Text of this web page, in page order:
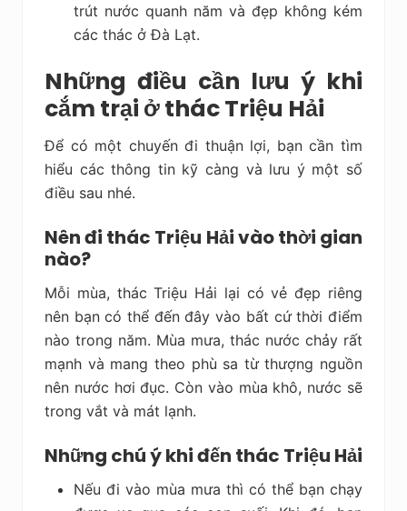
trút nước quanh năm và đẹp không kém
các thác ở Đà Lạt.
Những điều cần lưu ý khi
cắm trại ở thác Triệu Hải
Để có một chuyến đi thuận lợi, bạn cần tìm
hiểu các thông tin kỹ càng và lưu ý một số
điều sau nhé.
Nên đi thác Triệu Hải vào thời gian
nào?
Mỗi mùa, thác Triệu Hải lại có vẻ đẹp riêng
nên bạn có thể đến đây vào bất cứ thời điểm
nào trong năm. Mùa mưa, thác nước chảy rất
mạnh và mang theo phù sa từ thượng nguồn
nên nước hơi đục. Còn vào mùa khô, nước sẽ
trong vắt và mát lạnh.
Những chú ý khi đến thác Triệu Hải
Nếu đi vào mùa mưa thì có thể bạn chạy